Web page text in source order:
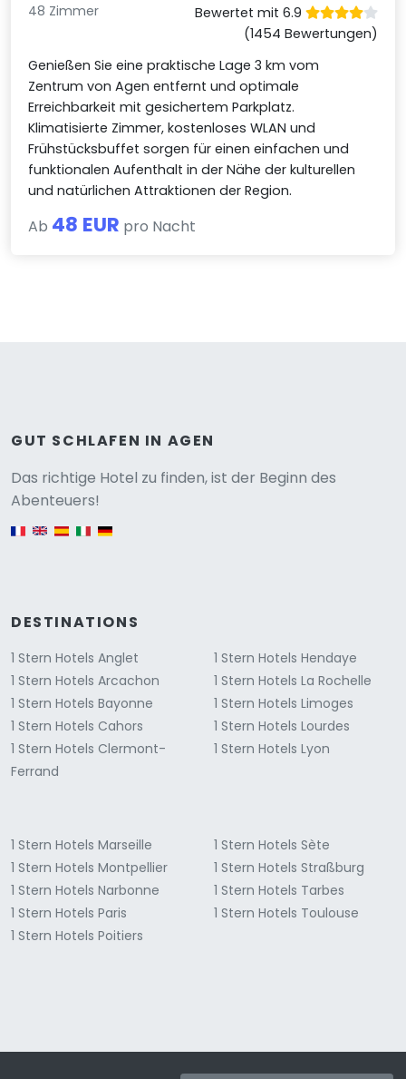
48 Zimmer
Bewertet mit 6.9
(1454 Bewertungen)
Genießen Sie eine praktische Lage 3 km vom
Zentrum von Agen entfernt und optimale
Erreichbarkeit mit gesichertem Parkplatz.
Klimatisierte Zimmer, kostenloses WLAN und
Frühstücksbuffet sorgen für einen einfachen und
funktionalen Aufenthalt in der Nähe der kulturellen
und natürlichen Attraktionen der Region.
Ab 48 EUR pro Nacht
GUT SCHLAFEN IN AGEN
Das richtige Hotel zu finden, ist der Beginn des
Abenteuers!
DESTINATIONS
1 Stern Hotels Anglet
1 Stern Hotels Arcachon
1 Stern Hotels Bayonne
1 Stern Hotels Cahors
1 Stern Hotels Clermont-
Ferrand
1 Stern Hotels Hendaye
1 Stern Hotels La Rochelle
1 Stern Hotels Limoges
1 Stern Hotels Lourdes
1 Stern Hotels Lyon
1 Stern Hotels Marseille
1 Stern Hotels Montpellier
1 Stern Hotels Narbonne
1 Stern Hotels Paris
1 Stern Hotels Poitiers
1 Stern Hotels Sète
1 Stern Hotels Straßburg
1 Stern Hotels Tarbes
1 Stern Hotels Toulouse